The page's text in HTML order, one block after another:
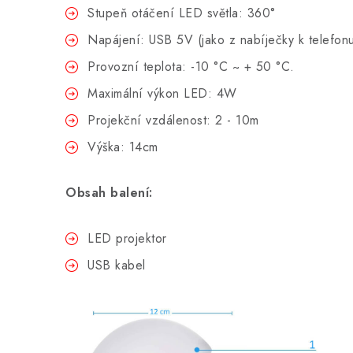
Stupeň otáčení LED světla: 360°
Napájení: USB 5V (jako z nabíječky k
Provozní teplota: -10 °C ~ + 50 °C.
Maximální výkon LED: 4W
Projekční vzdálenost: 2 - 10m
Výška: 14cm
Obsah balení:
LED projektor
USB kabel